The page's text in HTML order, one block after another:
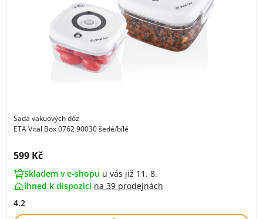
Sada vakuových dóz
ETA Vital Box 0762 90030 šedé/bílé
Cena s DPH:
599 Kč
Skladem v e-shopu u vás již 11. 8.
ihned k dispozici na 39 prodejnách
4.2